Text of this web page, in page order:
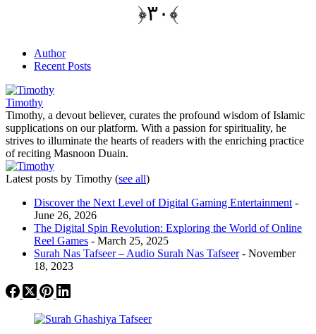
﴿۳۰﴾
Author
Recent Posts
Timothy
Timothy, a devout believer, curates the profound wisdom of Islamic
supplications on our platform. With a passion for spirituality, he
strives to illuminate the hearts of readers with the enriching practice
of reciting Masnoon Duain.
Latest posts by Timothy (see all)
Discover the Next Level of Digital Gaming Entertainment -
June 26, 2026
The Digital Spin Revolution: Exploring the World of Online
Reel Games - March 25, 2025
Surah Nas Tafseer – Audio Surah Nas Tafseer- November
18, 2023